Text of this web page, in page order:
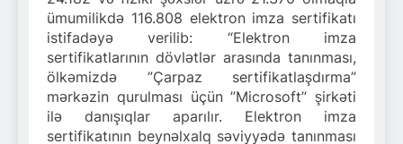
ümumilikdə 116.808 elektron imza sertifikatı
istifadəyə verilib: “Elektron imza
sertifikatlarının dövlətlər arasında tanınması,
ölkəmizdə ”Çarpaz sertifikatlaşdırma”
mərkəzin qurulması üçün ”Microsoft” şirkəti
ilə danışıqlar aparılır. Elektron imza
sertifikatının beynəlxalq səviyyədə tanınması